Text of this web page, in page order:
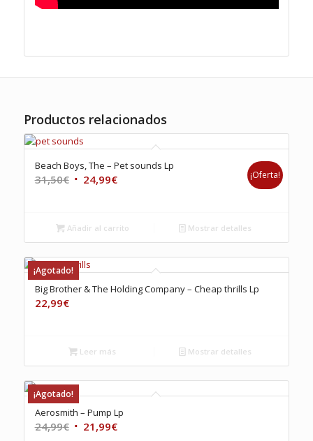
Productos relacionados
Beach Boys, The – Pet sounds Lp
31,50€ El
era:
31,50€.
24,99€El
es:
24,99€.
¡Oferta!
Añadir al carrito Mostrar detalles
¡Agotado!
Big Brother & The Holding Company – Cheap thrills Lp
22,99€
Leer más Mostrar detalles
¡Agotado!
Aerosmith – Pump Lp
24,99€ El 21,99€El